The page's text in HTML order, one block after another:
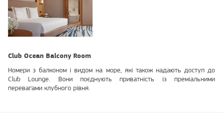
Club Ocean Balcony Room
Номери з балконом і видом на море, які також надають доступ до
Club Lounge. Вони поєднують приватність із преміальними
перевагами клубного рівня.